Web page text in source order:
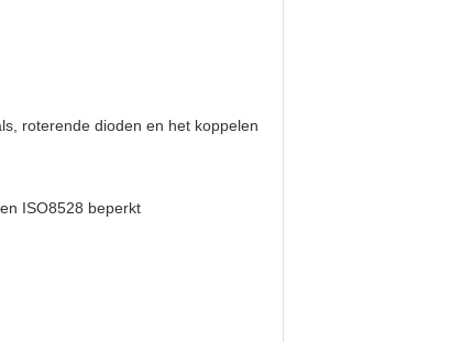
roterende dioden en het koppelen
ISO8528 beperkt